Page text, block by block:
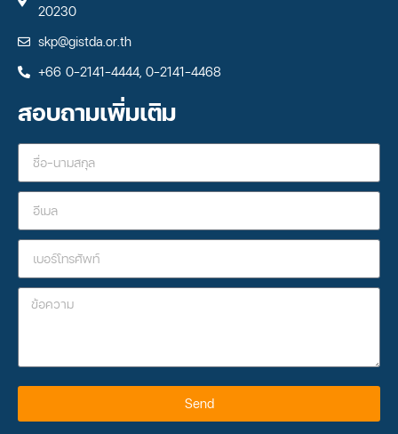
20230
skp@gistda.or.th
+66 0-2141-4444, 0-2141-4468
สอบถามเพิ่มเติม
Send